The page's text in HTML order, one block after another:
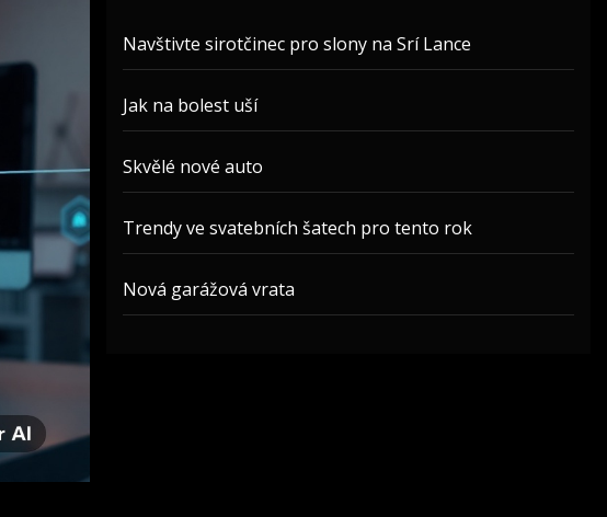
Navštivte sirotčinec pro slony na Srí Lance
Jak na bolest uší
Skvělé nové auto
Trendy ve svatebních šatech pro tento rok
Nová garážová vrata